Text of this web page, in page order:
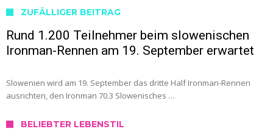
ZUFÄLLIGER BEITRAG
Rund 1.200 Teilnehmer beim slowenischen
Ironman-Rennen am 19. September erwartet
Slowenien wird am 19. September das dritte Half Ironman-Rennen
ausrichten, den Ironman 70.3 Slowenisches …
BELIEBTER LEBENSTIL